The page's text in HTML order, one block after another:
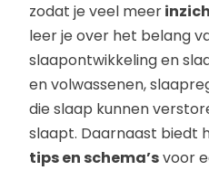
zodat je veel meer
leer je over het belang
slaapontwikkeling en
en volwassenen,
die slaap kunnen
slaapt. Daarnaast biedt
tips en schema’svoor